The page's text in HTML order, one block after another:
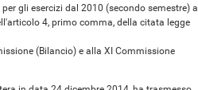
gli esercizi dal 2010 (secondo semestre) al
4, primo comma, della citata legge
(Bilancio) e alla XI Commissione